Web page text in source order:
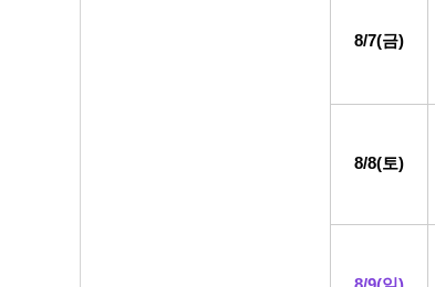
8/7(금)
8/8(토)